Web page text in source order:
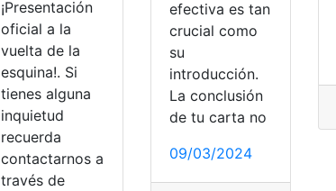
¡Presentación
oficial a la
vuelta de la
esquina!. Si
tienes alguna
inquietud
recuerda
contactarnos a
través de
efectiva es tan
crucial como
su
introducción.
La conclusión
de tu carta no
09/03/2024